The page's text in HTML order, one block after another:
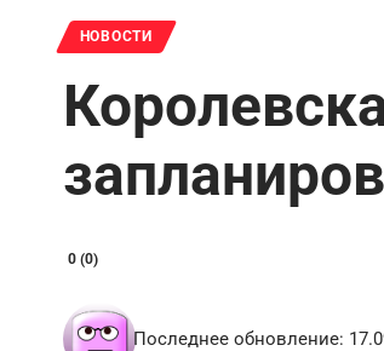
НОВОСТИ
0 (0)
Последнее обновление: